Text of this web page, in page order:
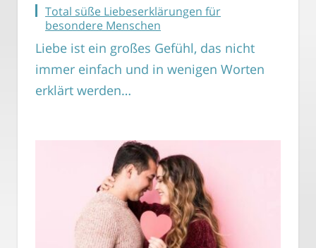
Total süße Liebeserklärungen für
besondere Menschen
Liebe ist ein großes Gefühl, das nicht
immer einfach und in wenigen Worten
erklärt werden…